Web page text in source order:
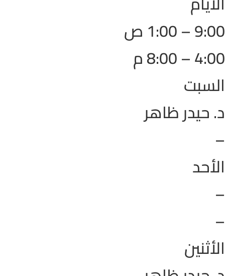
9:00 – 1:00 ص
4:00 – 8:00 م
السبت
د. حيدر ظاهر
–
الأحد
–
–
الأثنين